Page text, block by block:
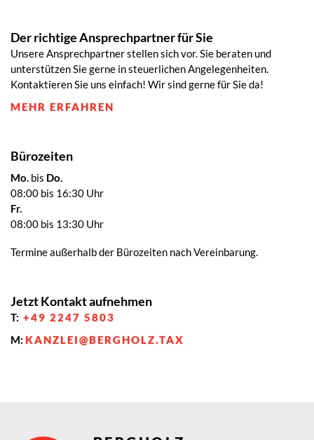
Der richtige Ansprechpartner für Sie
Unsere Ansprechpartner stellen sich vor. Sie beraten und
unterstützen Sie gerne in steuerlichen Angelegenheiten.
Kontaktieren Sie uns einfach! Wir sind gerne für Sie da!
MEHR ERFAHREN
Bürozeiten
Mo. bis Do.
08:00 bis 16:30 Uhr
Fr.
08:00 bis 13:30 Uhr
Termine außerhalb der Bürozeiten nach Vereinbarung.
Jetzt Kontakt aufnehmen
T: +49 2247 5803
M: KANZLEI@BERGHOLZ.TAX